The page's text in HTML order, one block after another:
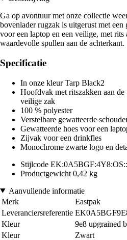
Ga op avontuur met onze collectie
bovenlader rugzak is uitgerust met een
voor een laptop en een veilige, met
waardevolle spullen aan de achterkant.
Specificatie
In onze kleur Tarp Black2
Hoofdvak met ritszakken aan
veilige zak
100 % polyester
Verstelbare gewatteerde
Gewatteerde hoes voor een
Zijvak voor een drinkfles
Monochrome zwarte logo en
Stijlcode
Productgewicht 0,42 kg
Aanvullende informatie
Merk
Eastpak
Leveranciersreferentie
Kleur
9e8 upgrained
Kleur
Zwart